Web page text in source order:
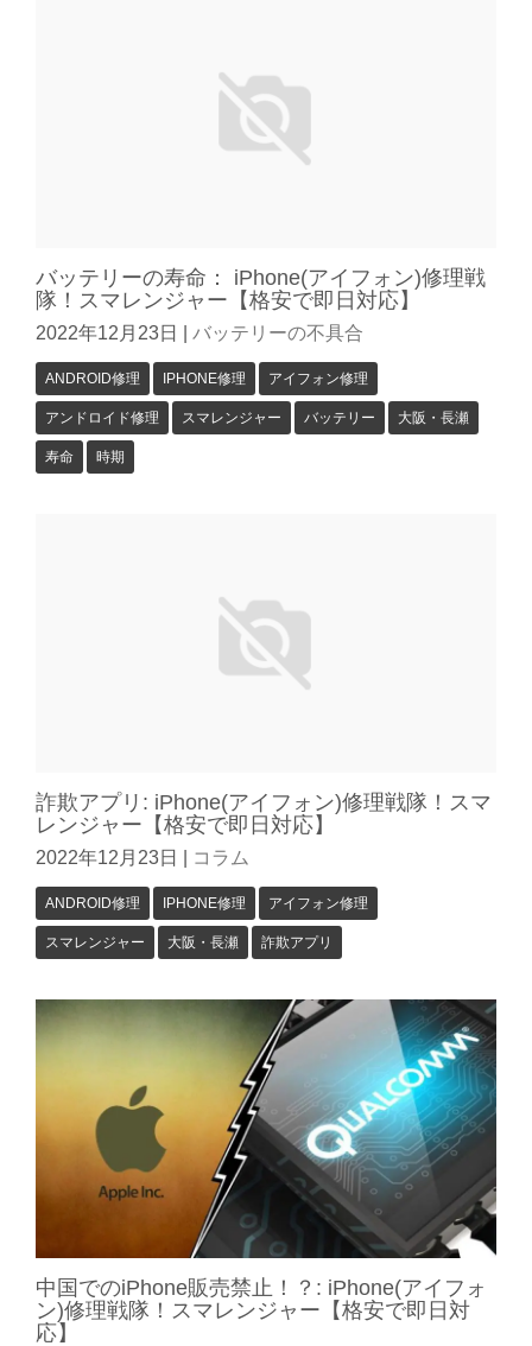
バッテリーの寿命： iPhone(アイフォン)修理戦
隊！スマレンジャー【格安で即日対応】
2022年12月23日 バッテリーの不具合
ANDROID修理 IPHONE修理 アイフォン修理
アンドロイド修理 スマレンジャー バッテリー 大阪・長瀬
寿命 時期
詐欺アプリ: iPhone(アイフォン)修理戦隊！スマ
レンジャー【格安で即日対応】
2022年12月23日 コラム
ANDROID修理 IPHONE修理 アイフォン修理
スマレンジャー 大阪・長瀬 詐欺アプリ
中国でのiPhone販売禁止！？: iPhone(アイフォ
ン)修理戦隊！スマレンジャー【格安で即日対
応】